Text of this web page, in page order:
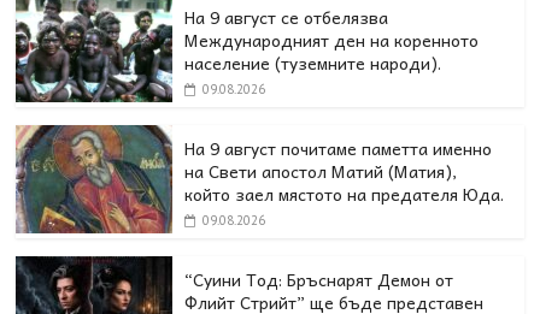
На 9 август се отбелязва
Международният ден на коренното
население (туземните народи).
09.08.2026
На 9 август почитаме паметта именно
на Свети апостол Матий (Матия),
който заел мястото на предателя Юда.
09.08.2026
“Суини Тод: Бръснарят Демон от
Флийт Стрийт” ще бъде представен